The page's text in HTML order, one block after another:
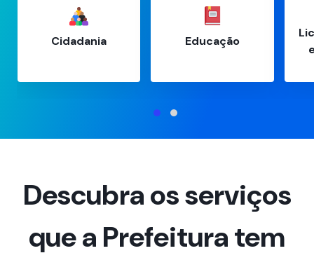
Cidadania Educação
Descubra os serviços
que a Prefeitura tem